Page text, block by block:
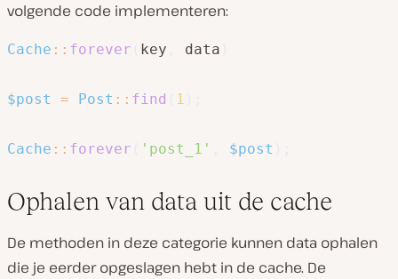
volgende code implementeren:
Cache :: forever key data
$post = Post :: find 1
Cache :: forever 'post_1' $post
Ophalen van data uit de cache
De methoden in deze categorie kunnen data ophalen
die je eerder opgeslagen hebt in de cache. De